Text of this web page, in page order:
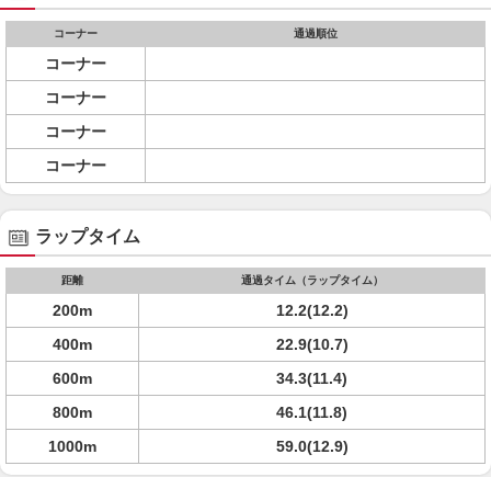
コーナー 通過順位
コーナー
コーナー
コーナー
コーナー
ラップタイム
距離 通過タイム（ラップタイム）
200m
12.2(12.2)
400m
22.9(10.7)
600m
34.3(11.4)
800m
46.1(11.8)
1000m
59.0(12.9)